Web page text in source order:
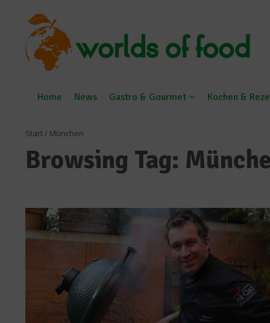
Home News Gastro & Gourmet Kochen &
Start/ München
Browsing Tag: